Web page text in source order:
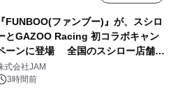
『FUNBOO(ファンブー)』が、スシロ
とGAZOO Racing 初コラボキャン
ーンに登場 全国のスシロー店舗で
4車種の FUNBOO(ミニカー)付き
ニューが展開されます
式会社JAM
3時間前